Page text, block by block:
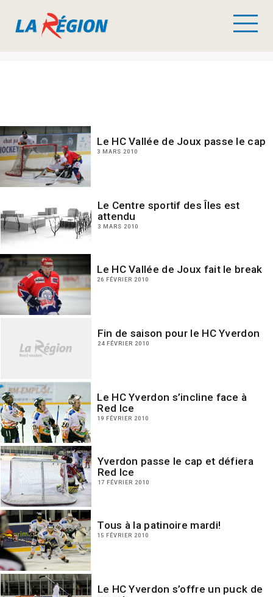
Le HC Vallée de Joux passe le cap
3 MARS 2010
Le Centre sportif des Îles est
attendu
3 MARS 2010
Le HC Vallée de Joux fait le break
26 FÉVRIER 2010
Fin de saison pour le HC Yverdon
24 FÉVRIER 2010
Le HC Yverdon s’incline face à
Red Ice
19 FÉVRIER 2010
Yverdon passe le cap et défiera
Red Ice
17 FÉVRIER 2010
Tous à la patinoire mardi!
15 FÉVRIER 2010
Le HC Yverdon s’offre un puck de